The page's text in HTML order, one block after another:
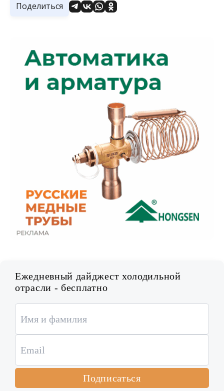
Поделиться
Ежедневный дайджест холодильной
отрасли - бесплатно
Подписаться